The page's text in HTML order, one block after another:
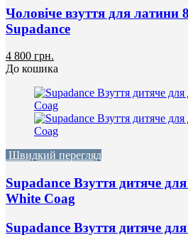
Чоловіче взуття для латини
Supadance
4 800 грн.
До кошика
Швидкий перегляд
Supadance Взуття дитяче
White Coag
Supadance Взуття дитяче